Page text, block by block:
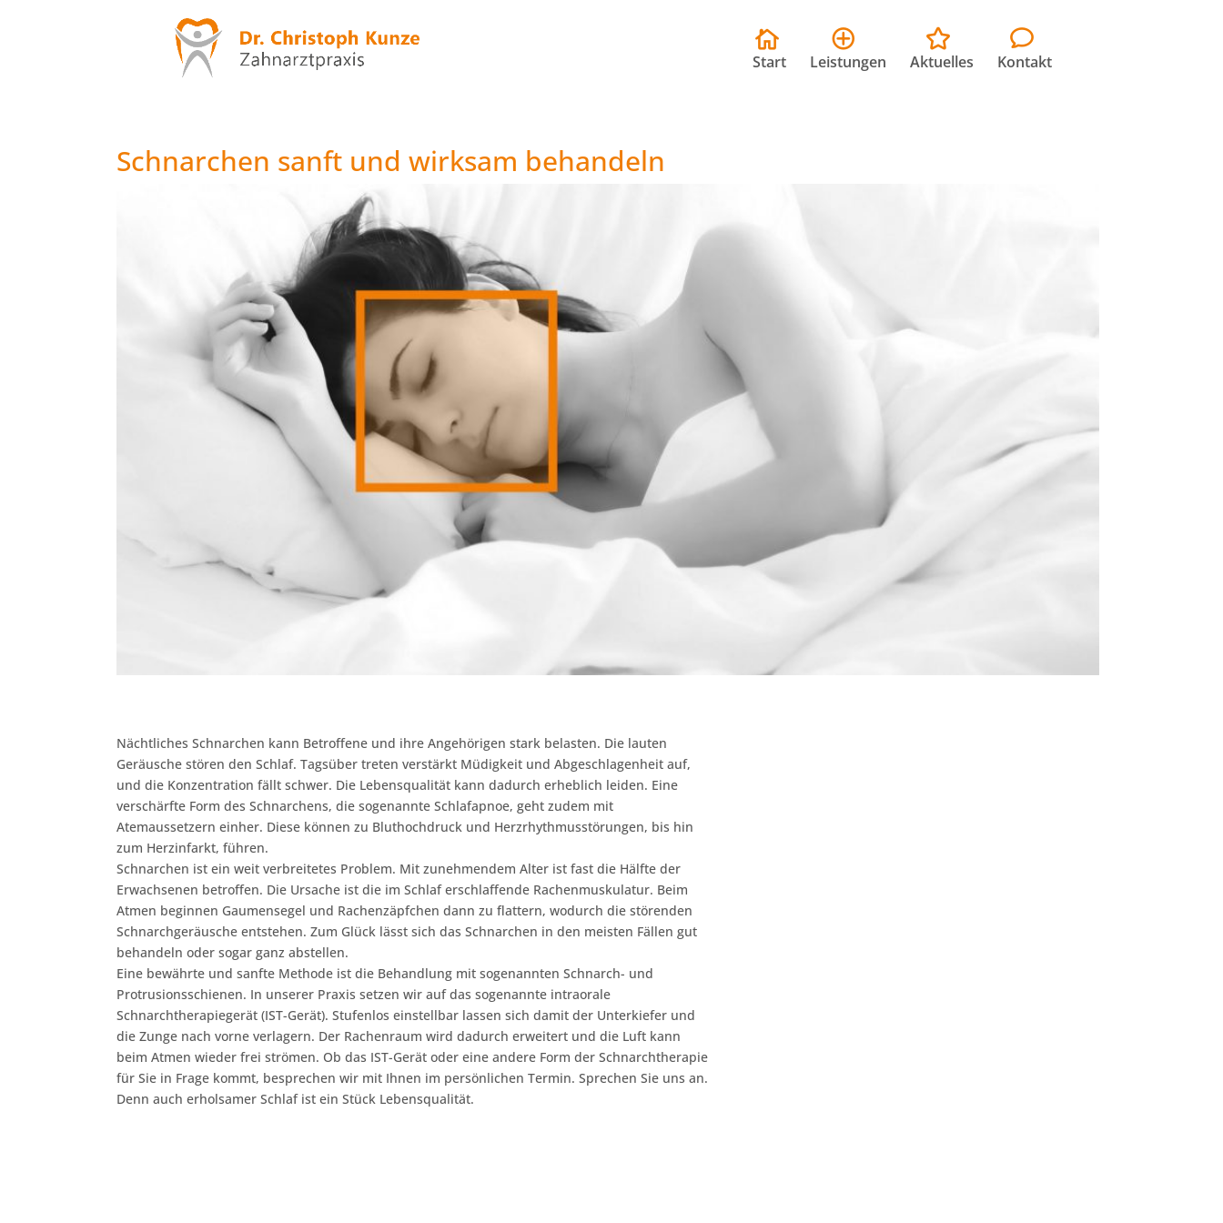
Start Leistungen Aktuelles Kontakt
Schnarchen sanft und wirksam behandeln
Nächtliches Schnarchen kann Betroffene und ihre Angehörigen stark belasten. Die lauten
Geräusche stören den Schlaf. Tagsüber treten verstärkt Müdigkeit und Abgeschlagenheit auf,
und die Konzentration fällt schwer. Die Lebensqualität kann dadurch erheblich leiden. Eine
verschärfte Form des Schnarchens, die sogenannte Schlafapnoe, geht zudem mit
Atemaussetzern einher. Diese können zu Bluthochdruck und Herzrhythmusstörungen, bis hin
zum Herzinfarkt, führen.
Schnarchen ist ein weit verbreitetes Problem. Mit zunehmendem Alter ist fast die Hälfte der
Erwachsenen betroffen. Die Ursache ist die im Schlaf erschlaffende Rachenmuskulatur. Beim
Atmen beginnen Gaumensegel und Rachenzäpfchen dann zu flattern, wodurch die störenden
Schnarchgeräusche entstehen. Zum Glück lässt sich das Schnarchen in den meisten Fällen gut
behandeln oder sogar ganz abstellen.
Eine bewährte und sanfte Methode ist die Behandlung mit sogenannten Schnarch- und
Protrusionsschienen. In unserer Praxis setzen wir auf das sogenannte intraorale
Schnarchtherapiegerät (IST-Gerät). Stufenlos einstellbar lassen sich damit der Unterkiefer und
die Zunge nach vorne verlagern. Der Rachenraum wird dadurch erweitert und die Luft kann
beim Atmen wieder frei strömen. Ob das IST-Gerät oder eine andere Form der Schnarchtherapie
für Sie in Frage kommt, besprechen wir mit Ihnen im persönlichen Termin. Sprechen Sie uns an.
Denn auch erholsamer Schlaf ist ein Stück Lebensqualität.